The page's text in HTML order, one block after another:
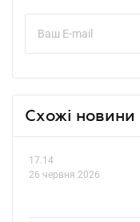
Схожі новини
17.14
26 червня 2026